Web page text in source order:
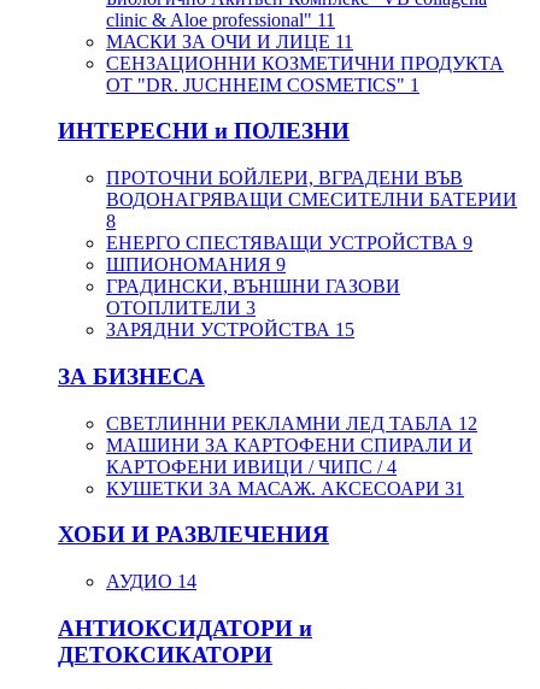
clinic & Aloe professional" 11
МАСКИ ЗА ОЧИ И ЛИЦЕ 11
СЕНЗАЦИОННИ КОЗМЕТИЧНИ ПРОДУКТА
ОТ "DR. JUCHHEIM COSMETICS" 1
ИНТЕРЕСНИ и ПОЛЕЗНИ
ПРОТОЧНИ БОЙЛЕРИ, ВГРАДЕНИ ВЪВ
ВОДОНАГРЯВАЩИ СМЕСИТЕЛНИ БАТЕРИИ
8
ЕНЕРГО СПЕСТЯВАЩИ УСТРОЙСТВА 9
ШПИОНОМАНИЯ 9
ГРАДИНСКИ, ВЪНШНИ ГАЗОВИ
ОТОПЛИТЕЛИ 3
ЗАРЯДНИ УСТРОЙСТВА 15
ЗА БИЗНЕСА
СВЕТЛИННИ РЕКЛАМНИ ЛЕД ТАБЛА 12
МАШИНИ ЗА КАРТОФЕНИ СПИРАЛИ И
КАРТОФЕНИ ИВИЦИ / ЧИПС /4
КУШЕТКИ ЗА МАСАЖ. АКСЕСОАРИ 31
ХОБИ И РАЗВЛЕЧЕНИЯ
АУДИО 14
АНТИОКСИДАТОРИ и
ДЕТОКСИКАТОРИ